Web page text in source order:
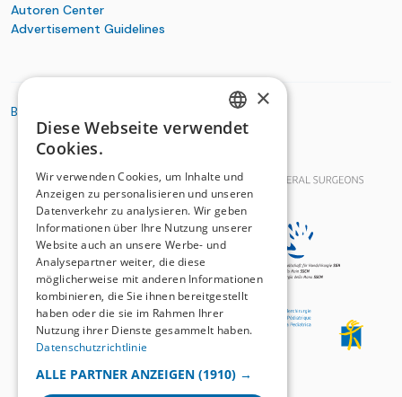
Autoren Center
Advertisement Guidelines
BASIC ORGANIZATIONS
GERMAN
×
Diese Webseite verwendet
Cookies.
Wir verwenden Cookies, um Inhalte und
Anzeigen zu personalisieren und unseren
Datenverkehr zu analysieren. Wir geben
Informationen über Ihre Nutzung unserer
Website auch an unsere Werbe- und
Analysepartner weiter, die diese
möglicherweise mit anderen Informationen
kombinieren, die Sie ihnen bereitgestellt
haben oder die sie im Rahmen Ihrer
Nutzung ihrer Dienste gesammelt haben.
Datenschutzrichtlinie
ALLE PARTNER ANZEIGEN (1910) →